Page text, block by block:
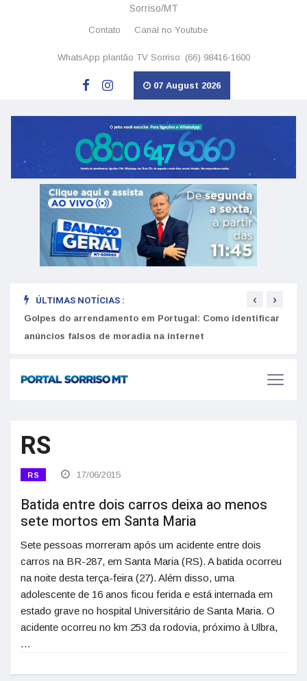
Sorriso/MT
Contato Canal no Youtube
WhatsApp plantão TV Sorriso: (66) 98416-1600
07 August 2026
ÚLTIMAS NOTÍCIAS :
Golpes do arrendamento em Portugal: Como identificar
anúncios falsos de moradia na internet
‹ ›
RS
RS 17/06/2015
Batida entre dois carros deixa ao menos
sete mortos em Santa Maria
Sete pessoas morreram após um acidente entre dois
carros na BR-287, em Santa Maria (RS). A batida ocorreu
na noite desta terça-feira (27). Além disso, uma
adolescente de 16 anos ficou ferida e está internada em
estado grave no hospital Universitário de Santa Maria. O
acidente ocorreu no km 253 da rodovia, próximo à Ulbra,
…